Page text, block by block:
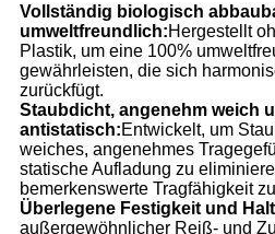
Vollständig biologisch
umweltfreundlich:Hergestellt
Plastik, um eine 100%
gewährleisten, die sich
zurückfügt.
Staubdicht, angenehm weich
antistatisch:Entwickelt, um
weiches, angenehmes
statische Aufladung zu
bemerkenswerte Tragfähigkeit
Überlegene Festigkeit und
außergewöhnlicher Reiß- und